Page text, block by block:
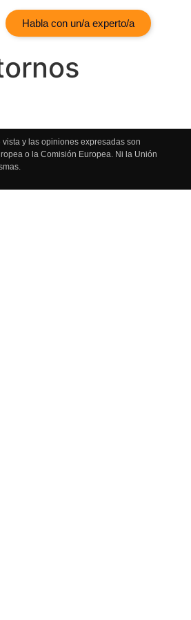
Habla con un/a experto/a
y las opiniones expresadas son
o la Comisión Europea. Ni la Unión